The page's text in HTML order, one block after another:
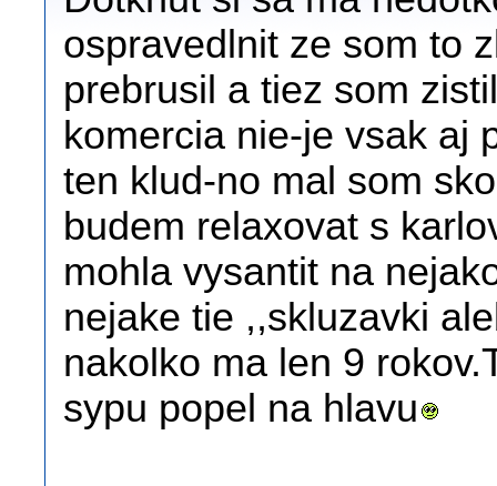
ospravedlnit ze som to
prebrusil a tiez som
komercia nie-je vsak aj
ten klud-no mal som
budem relaxovat s
mohla vysantit na
nejake tie ,,skluzavki
nakolko ma len 9
sypu popel na hlavu